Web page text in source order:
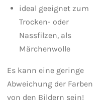
ideal geeignet zum
Trocken- oder
Nassfilzen, als
Märchenwolle
Es kann eine geringe
Abweichung der Farben
von den Bildern sein!